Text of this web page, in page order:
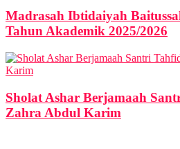
Madrasah Ibtidaiyah
Tahun Akademik 2025/2026
Sholat Ashar Berjamaah
Zahra Abdul Karim